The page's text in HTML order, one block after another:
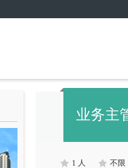
业务主
1 人
不限